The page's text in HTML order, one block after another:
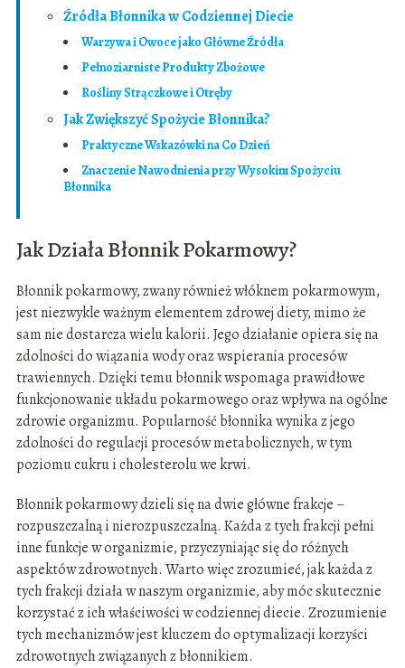
Źródła Błonnika w Codziennej Diecie
Warzywa i Owoce jako Główne Źródła
Pełnoziarniste Produkty Zbożowe
Rośliny Strączkowe i Otręby
Jak Zwiększyć Spożycie Błonnika?
Praktyczne Wskazówki na Co Dzień
Znaczenie Nawodnienia przy Wysokim Spożyciu
Błonnika
Jak Działa Błonnik Pokarmowy?
Błonnik pokarmowy, zwany również włóknem pokarmowym,
jest niezwykle ważnym elementem zdrowej diety, mimo że
sam nie dostarcza wielu kalorii. Jego działanie opiera się na
zdolności do wiązania wody oraz wspierania procesów
trawiennych. Dzięki temu błonnik wspomaga prawidłowe
funkcjonowanie układu pokarmowego oraz wpływa na ogólne
zdrowie organizmu. Popularność błonnika wynika z jego
zdolności do regulacji procesów metabolicznych, w tym
poziomu cukru i cholesterolu we krwi.
Błonnik pokarmowy dzieli się na dwie główne frakcje –
rozpuszczalną i nierozpuszczalną. Każda z tych frakcji pełni
inne funkcje w organizmie, przyczyniając się do różnych
aspektów zdrowotnych. Warto więc zrozumieć, jak każda z
tych frakcji działa w naszym organizmie, aby móc skutecznie
korzystać z ich właściwości w codziennej diecie. Zrozumienie
tych mechanizmów jest kluczem do optymalizacji korzyści
zdrowotnych związanych z błonnikiem.